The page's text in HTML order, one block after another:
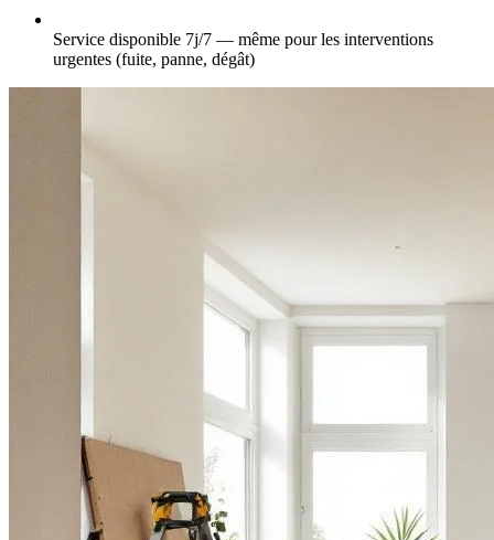
Service disponible 7j/7 — même pour les interventions
urgentes (fuite, panne, dégât)